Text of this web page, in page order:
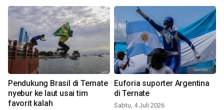
Pendukung Brasil di Ternate
nyebur ke laut usai tim
favorit kalah
Euforia suporter Argentina
di Ternate
Sabtu, 4 Juli 2026